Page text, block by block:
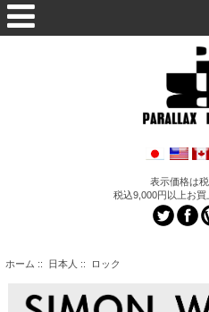
表示価格は税
税込9,000円以上お買
ホーム :: 日本人 :: ロック